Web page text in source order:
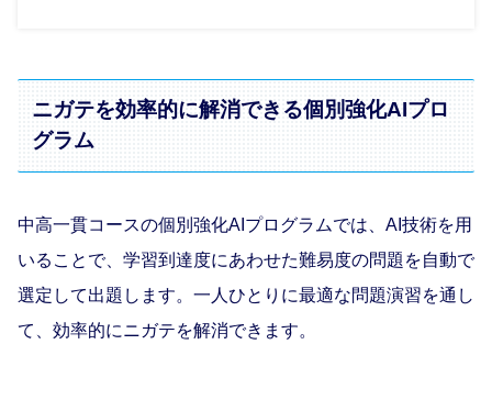
ニガテを効率的に解消できる個別強化AIプロ
グラム
中⾼⼀貫コースの個別強化AIプログラムでは、AI技術を⽤
いることで、学習到達度にあわせた難易度の問題を⾃動で
選定して出題します。⼀⼈ひとりに最適な問題演習を通し
て、効率的にニガテを解消できます。